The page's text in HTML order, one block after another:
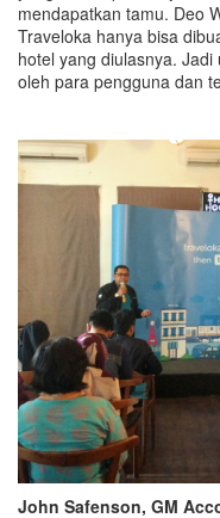
mendapatkan tamu. Deo
Traveloka hanya bisa
hotel yang diulasnya.
oleh para pengguna dan
John Safenson, GM